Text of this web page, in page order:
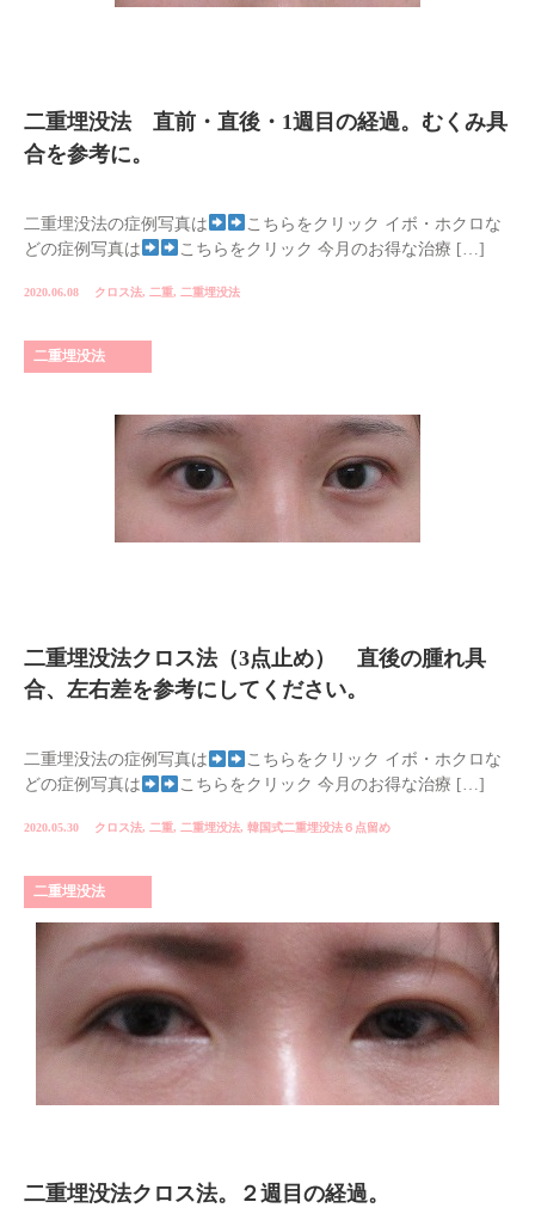
二重埋没法 直前・直後・1週目の経過。むくみ具
合を参考に。
二重埋没法の症例写真は
こちらをクリック イボ・ホクロな
どの症例写真は
こちらをクリック 今月のお得な治療 […]
2020.06.08 クロス法, 二重, 二重埋没法
二重埋没法
二重埋没法クロス法（3点止め） 直後の腫れ具
合、左右差を参考にしてください。
二重埋没法の症例写真は
こちらをクリック イボ・ホクロな
どの症例写真は
こちらをクリック 今月のお得な治療 […]
2020.05.30 クロス法, 二重, 二重埋没法, 韓国式二重埋没法６点留め
二重埋没法
二重埋没法クロス法。２週目の経過。